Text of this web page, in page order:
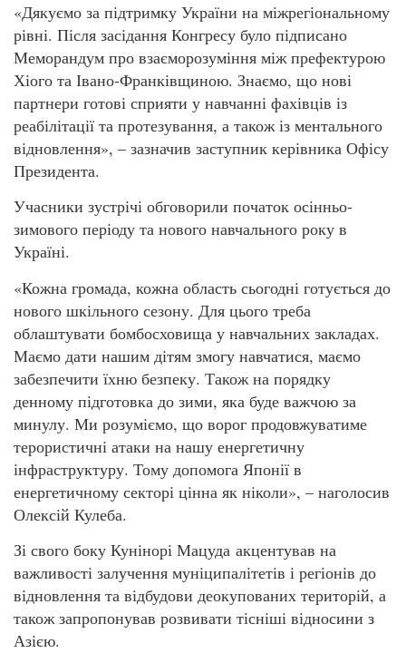
«Дякуємо за підтримку України на міжрегіональному
рівні. Після засідання Конгресу було підписано
Меморандум про взаєморозуміння між префектурою
Хіого та Івано-Франківщиною. Знаємо, що нові
партнери готові сприяти у навчанні фахівців із
реабілітації та протезування, а також із ментального
відновлення», – зазначив заступник керівника Офісу
Президента.
Учасники зустрічі обговорили початок осінньо-
зимового періоду та нового навчального року в
Україні.
«Кожна громада, кожна область сьогодні готується до
нового шкільного сезону. Для цього треба
облаштувати бомбосховища у навчальних закладах.
Маємо дати нашим дітям змогу навчатися, маємо
забезпечити їхню безпеку. Також на порядку
денному підготовка до зими, яка буде важчою за
минулу. Ми розуміємо, що ворог продовжуватиме
терористичні атаки на нашу енергетичну
інфраструктуру. Тому допомога Японії в
енергетичному секторі цінна як ніколи», – наголосив
Олексій Кулеба.
Зі свого боку Кунінорі Мацуда акцентував на
важливості залучення муніципалітетів і регіонів до
відновлення та відбудови деокупованих територій, а
також запропонував розвивати тісніші відносини з
Азією.